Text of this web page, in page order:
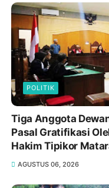
POLITIK
Tiga Anggota
Pasal Gratifikasi
Hakim Tipikor
AGUSTUS 06, 2026